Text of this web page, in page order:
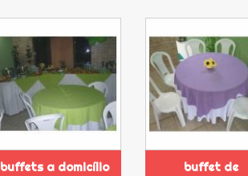
buffets a domicílio
buffet de